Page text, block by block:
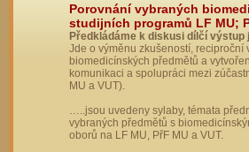
Porovnání vybraných
studijních programů LF MU;
Předkládáme k diskusi dílčí
Jde o výměnu zkušeností, reciproční
biomedicínských předmětů a
komunikaci a spolupráci mezi
MU a VUT).
…..jsou uvedeny sylaby, témata
vybraných předmětů s
oborů na LF MU, PřF MU a VUT.